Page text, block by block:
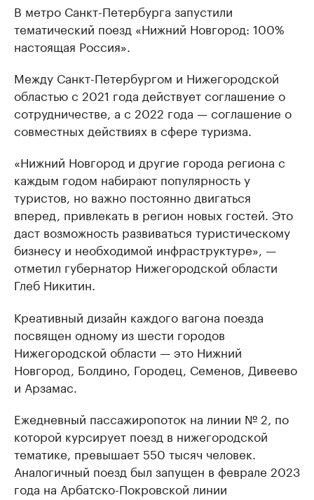
В метро Санкт-Петербурга запустили
тематический поезд «Нижний Новгород: 100%
настоящая Россия».
Между Санкт-Петербургом и Нижегородской
областью с 2021 года действует соглашение о
сотрудничестве, а с 2022 года — соглашение о
совместных действиях в сфере туризма.
«Нижний Новгород и другие города региона с
каждым годом набирают популярность у
туристов, но важно постоянно двигаться
вперед, привлекать в регион новых гостей. Это
даст возможность развиваться туристическому
бизнесу и необходимой инфраструктуре», —
отметил губернатор Нижегородской области
Глеб Никитин.
Креативный дизайн каждого вагона поезда
посвящен одному из шести городов
Нижегородской области — это Нижний
Новгород, Болдино, Городец, Семенов, Дивеево
и Арзамас.
Ежедневный пассажиропоток на линии № 2, по
которой курсирует поезд в нижегородской
тематике, превышает 550 тысяч человек.
Аналогичный поезд был запущен в феврале 2023
года на Арбатско-Покровской линии